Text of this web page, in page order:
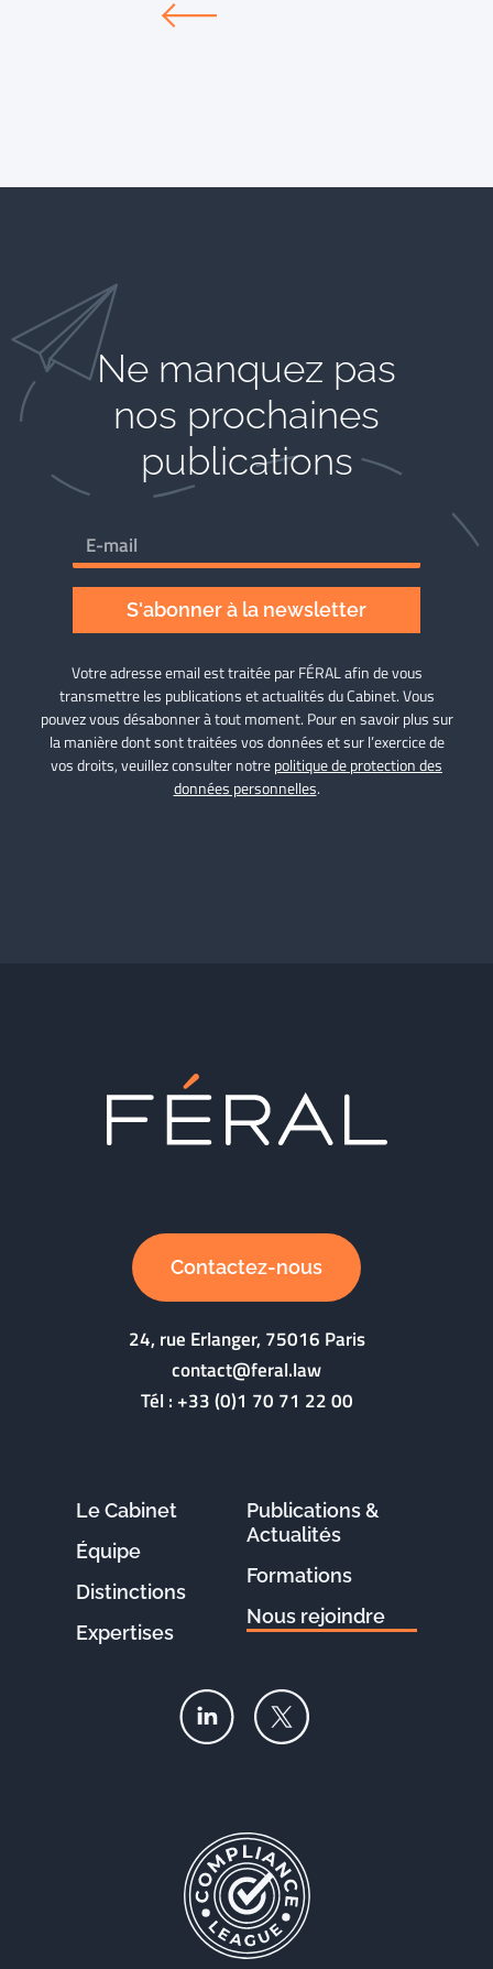
Ne manquez pas
nos prochaines
publications
S'abonner à la newsletter
Votre adresse email est traitée par FÉRAL afin de vous
transmettre les publications et actualités du Cabinet. Vous
pouvez vous désabonner à tout moment. Pour en savoir plus sur
la manière dont sont traitées vos données et sur l’exercice de
vos droits, veuillez consulter notrepolitique de protection des
données personnelles.
Contactez-nous
24, rue Erlanger, 75016 Paris
contact@feral.law
Tél :+33 (0)1 70 71 22 00
Le Cabinet
Équipe
Distinctions
Expertises
Publications &
Actualités
Formations
Nous rejoindre